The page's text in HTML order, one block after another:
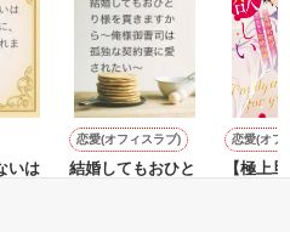
を読む
！！』🐥
素顔は、なぜか想像以上に甘く
フリー素材です。
いは
恋愛(オフィスラブ)
結婚してもおひと
恋愛(オフ
【極上